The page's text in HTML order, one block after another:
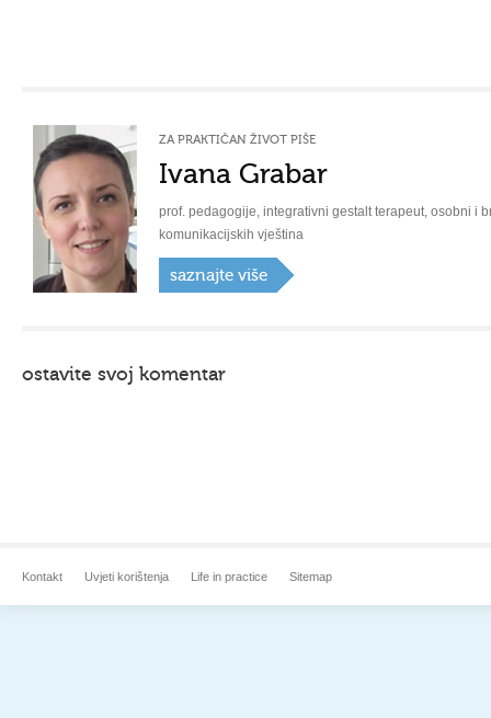
ZA PRAKTIČAN ŽIVOT PIŠE
Ivana Grabar
prof. pedagogije, integrativni gestalt terapeut, osobni i
komunikacijskih vještina
saznajte više
ostavite svoj komentar
Kontakt Uvjeti korištenja Life in practice Sitemap